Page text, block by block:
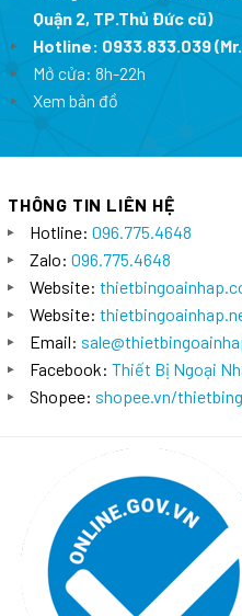
Quận 2, TP.Thủ Đức cũ)
Hotline: 0933.833.039
Mở cửa: 8h-22h
Xem bản đồ
THÔNG TIN LIÊN HỆ
Hotline: 096.775.4648
Zalo: 096.775.4648
Website:
Website:
Email:
Facebook: Thiết Bị Ngoại
Shopee: shopee.vn/